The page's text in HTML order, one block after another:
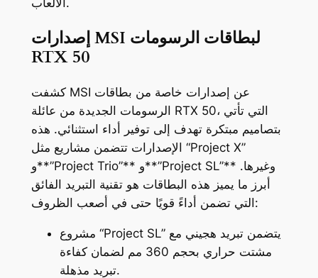
إصدارات MSI لبطاقات الرسومات
RTX 50
كشفت MSI عن إصدارات خاصة من بطاقات
الرسومات الجديدة من عائلة RTX 50، التي تأتي
بتصاميم مبتكرة تهدف إلى توفير أداء استثنائي. هذه
الإصدارات تتضمن مشاريع مثل “Project X”
و**”Project Trio”** و**”Project SL”** وغيرها.
أبرز ما يميز هذه البطاقات هو تقنية التبريد الفائق
التي تضمن أداءً قويًا حتى في أصعب الظروف:
مشروع “Project SL” يتضمن تبريد هجيني مع
مشتت حراري بحجم 360 مم لضمان كفاءة
تبريد مذهلة.